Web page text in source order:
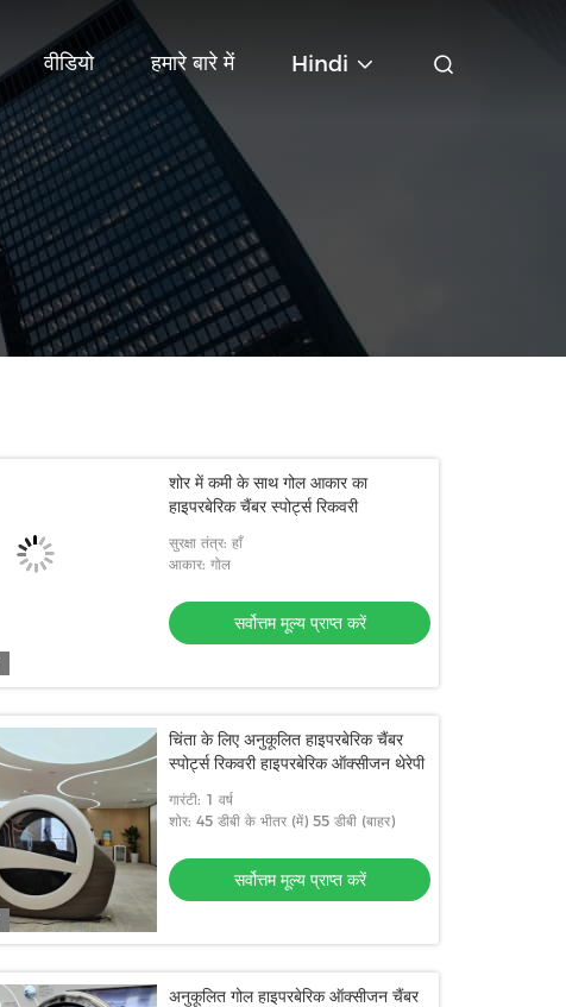
वीडियो हमारे बारे में Hindi
शोर में कमी के साथ गोल आकार का
हाइपरबेरिक चैंबर स्पोर्ट्स रिकवरी
सुरक्षा तंत्र: हाँ
आकार: गोल
सर्वोत्तम मूल्य प्राप्त करें
चिंता के लिए अनुकूलित हाइपरबेरिक चैंबर
स्पोर्ट्स रिकवरी हाइपरबेरिक ऑक्सीजन थेरेपी
गारंटी: 1 वर्ष
शोर: 45 डीबी के भीतर (में) 55 डीबी (बाहर)
सर्वोत्तम मूल्य प्राप्त करें
अनुकूलित गोल हाइपरबेरिक ऑक्सीजन चैंबर